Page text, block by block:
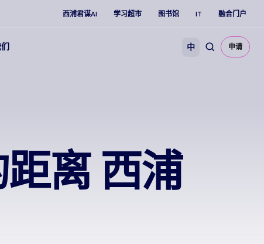
西浦君谋AI 学习超市 图书馆 IT 融合门户
中 申请
离 西浦